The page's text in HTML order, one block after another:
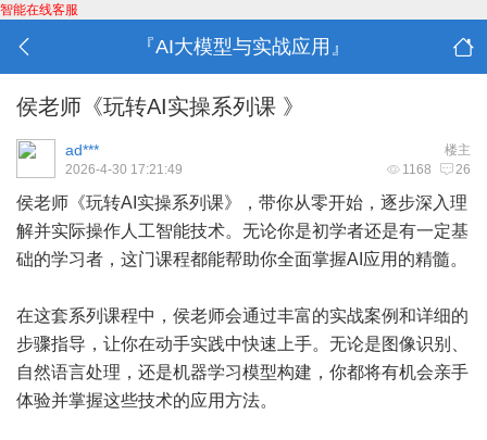
智能在线客服
『AI大模型与实战应用』
侯老师《玩转AI实操系列课 》
楼主
ad***
1168 26
2026-4-30 17:21:49
侯老师《玩转AI实操系列课》，带你从零开始，逐步深入理
解并实际操作人工智能技术。无论你是初学者还是有一定基
础的学习者，这门课程都能帮助你全面掌握AI应用的精髓。
在这套系列课程中，侯老师会通过丰富的实战案例和详细的
步骤指导，让你在动手实践中快速上手。无论是图像识别、
自然语言处理，还是机器学习模型构建，你都将有机会亲手
体验并掌握这些技术的应用方法。